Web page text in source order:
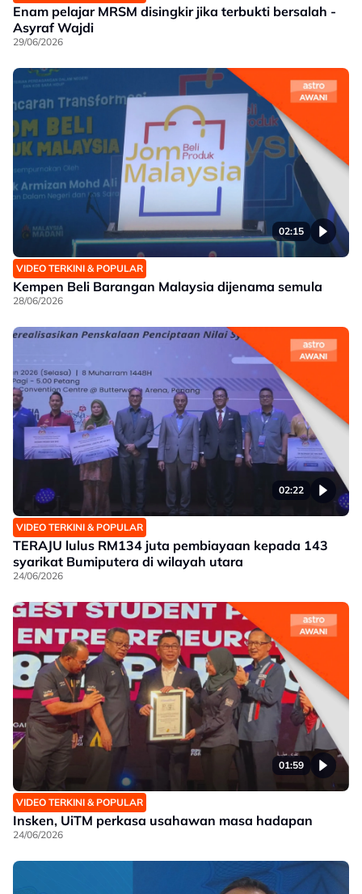
Enam pelajar MRSM disingkir jika terbukti bersalah -
Asyraf Wajdi
29/06/2026
02:15
VIDEO TERKINI & POPULAR
Kempen Beli Barangan Malaysia dijenama semula
28/06/2026
02:22
VIDEO TERKINI & POPULAR
TERAJU lulus RM134 juta pembiayaan kepada 143
syarikat Bumiputera di wilayah utara
24/06/2026
01:59
VIDEO TERKINI & POPULAR
Insken, UiTM perkasa usahawan masa hadapan
24/06/2026